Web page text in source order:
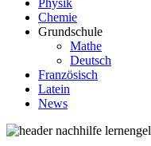
zum
Damit
Lernen
Spaß
Physik
Chemie
Grundschule
Mathe
Deutsch
Französisch
Latein
News